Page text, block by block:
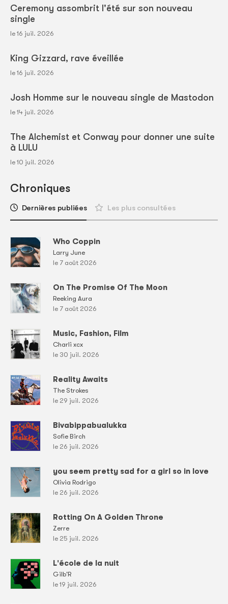
Ceremony assombrit l'été sur son nouveau
single
le 16 juil. 2026
King Gizzard, rave éveillée
le 16 juil. 2026
Josh Homme sur le nouveau single de Mastodon
le 14 juil. 2026
The Alchemist et Conway pour donner une suite
à LULU
le 10 juil. 2026
Chroniques
Dernières publiées Les plus consultées
Who Coppin
Larry June
le 7 août 2026
On The Promise Of The Moon
Reeking Aura
le 7 août 2026
Music, Fashion, Film
Charli xcx
le 30 juil. 2026
Reality Awaits
The Strokes
le 29 juil. 2026
Bivabippabualukka
Sofie Birch
le 26 juil. 2026
you seem pretty sad for a girl so in love
Olivia Rodrigo
le 26 juil. 2026
Rotting On A Golden Throne
Zerre
le 25 juil. 2026
L'école de la nuit
Gilb'R
le 19 juil. 2026